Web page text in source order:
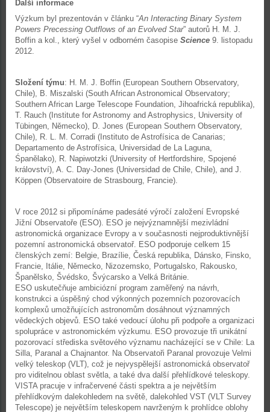
Další informace
Výzkum byl prezentován v článku “An Interacting Binary System
Powers Precessing Outflows of an Evolved Star” autorů H. M. J.
Boffin a kol., který vyšel v odborném časopise Science 9. listopadu
2012.
Složení týmu: H. M. J. Boffin (European Southern Observatory,
Chile), B. Miszalski (South African Astronomical Observatory;
Southern African Large Telescope Foundation, Jihoafrická republika),
T. Rauch (Institute for Astronomy and Astrophysics, University of
Tübingen, Německo), D. Jones (European Southern Observatory,
Chile), R. L. M. Corradi (Instituto de Astrofísica de Canarias;
Departamento de Astrofísica, Universidad de La Laguna,
Śpanělako), R. Napiwotzki (University of Hertfordshire, Spojené
království), A. C. Day-Jones (Universidad de Chile, Chile), and J.
Köppen (Observatoire de Strasbourg, Francie).
V roce 2012 si připomínáme padesáté výročí založení Evropské
Jižní Observatoře (ESO). ESO je nejvýznamnější mezivládní
astronomická organizace Evropy a v současnosti nejproduktivnější
pozemní astronomická observatoř. ESO podporuje celkem 15
členských zemí: Belgie, Brazílie, Česká republika, Dánsko, Finsko,
Francie, Itálie, Německo, Nizozemsko, Portugalsko, Rakousko,
Španělsko, Švédsko, Švýcarsko a Velká Británie.
ESO uskutečňuje ambiciózní program zaměřený na návrh,
konstrukci a úspěšný chod výkonných pozemních pozorovacích
komplexů umožňujících astronomům dosáhnout významných
vědeckých objevů. ESO také vedoucí úlohu při podpoře a organizaci
spolupráce v astronomickém výzkumu. ESO provozuje tři unikátní
pozorovací střediska světového významu nacházející se v Chile: La
Silla, Paranal a Chajnantor. Na Observatoři Paranal provozuje Velmi
velký teleskop (VLT), což je nejvyspělejší astronomická observatoř
pro viditelnou oblast světla, a také dva další přehlídkové teleskopy.
VISTA pracuje v infračervené části spektra a je největším
přehlídkovým dalekohledem na světě, dalekohled VST (VLT Survey
Telescope) je největším teleskopem navrženým k prohlídce oblohy